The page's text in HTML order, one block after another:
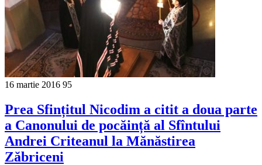
16 martie 2016 95
Prea Sfințitul Nicodim a citit a doua parte
a Canonului de pocăință al Sfîntului
Andrei Criteanul la Mănăstirea
Zăbriceni